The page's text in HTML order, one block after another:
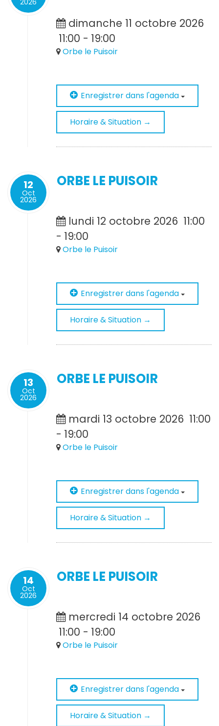
2026
dimanche 11 octobre 2026
11:00 - 19:00
Orbe le Puisoir
Enregistrer dans l'agenda
Horaire & Situation →
12
Oct
2026
ORBE LE PUISOIR
lundi 12 octobre 2026 11:00
- 19:00
Orbe le Puisoir
Enregistrer dans l'agenda
Horaire & Situation →
13
Oct
2026
ORBE LE PUISOIR
mardi 13 octobre 2026 11:00
- 19:00
Orbe le Puisoir
Enregistrer dans l'agenda
Horaire & Situation →
14
Oct
2026
ORBE LE PUISOIR
mercredi 14 octobre 2026
11:00 - 19:00
Orbe le Puisoir
Enregistrer dans l'agenda
Horaire & Situation →